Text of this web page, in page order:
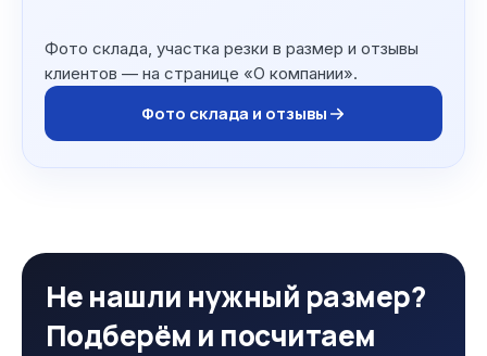
Фото склада, участка резки в размер и отзывы
клиентов — на странице «О компании».
Фото склада и отзывы
Не нашли нужный размер?
Подберём и посчитаем